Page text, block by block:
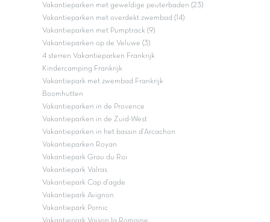
Vakantieparken met geweldige peuterbaden (23)
Vakantieparken met overdekt zwembad (14)
Vakantieparken met Pumptrack (9)
Vakantieparken op de Veluwe (3)
4 sterren Vakantieparken Frankrijk
Kindercamping Frankrijk
Vakantiepark met zwembad Frankrijk
Boomhutten
Vakantieparken in de Provence
Vakantieparken in de Zuid-West
Vakantieparken in het bassin d'Arcachon
Vakantieparken Royan
Vakantiepark Grau du Roi
Vakantiepark Valras
Vakantiepark Cap d'agde
Vakantiepark Avignon
Vakantiepark Pornic